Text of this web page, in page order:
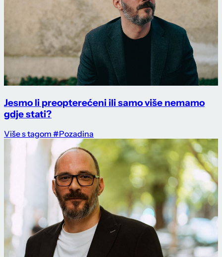
Jesmo li preopterećeni ili samo više nemamo
gdje stati?
Više s tagom #Pozadina